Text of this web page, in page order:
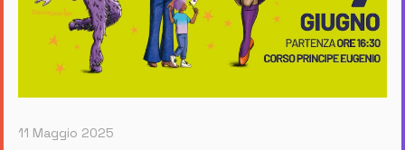
11 Maggio 2025